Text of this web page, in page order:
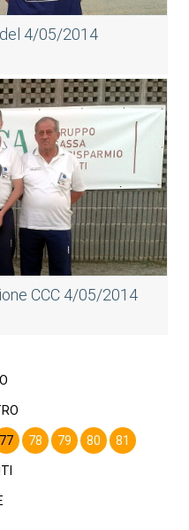
del 4/05/2014
CCC 4/05/2014
77 78 79 80 81